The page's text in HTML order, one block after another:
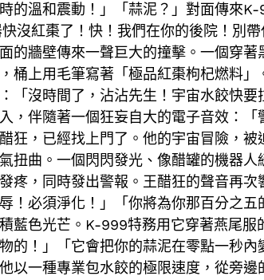
的溫和震動！」「蒜泥？」對面傳來
沒紅棗了！快！我們在你的後院！別
的牆壁傳來一聲巨大的撞擊。一個穿
桶上用毛筆寫著「極品紅棗枸杞燃
「沒時間了，沾沾先生！宇宙水餃快
，伴隨著一個狂妄自大的電子音效：
狂，已經找上門了。他的宇宙冒險，
扭曲。一個閃閃發光、像醋罐的機器
疼，同時發出警報。王醋狂的聲音再
！必須淨化！」「你將為你那百分之
藍色光芒。K-999特務用它穿著燕尾
的！」「它會把你的蒜泥在零點一秒
以一種專業包水餃的極限速度，從旁